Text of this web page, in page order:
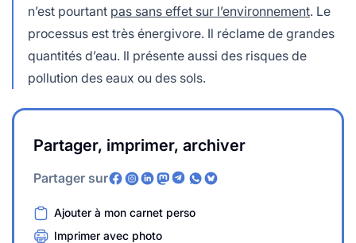
n’est pourtant pas sans effet sur l’environnement. Le
processus est très énergivore. Il réclame de grandes
quantités d’eau. Il présente aussi des risques de
pollution des eaux ou des sols.
Partager, imprimer, archiver
Partager sur
Ajouter à mon carnet perso
Imprimer avec photo